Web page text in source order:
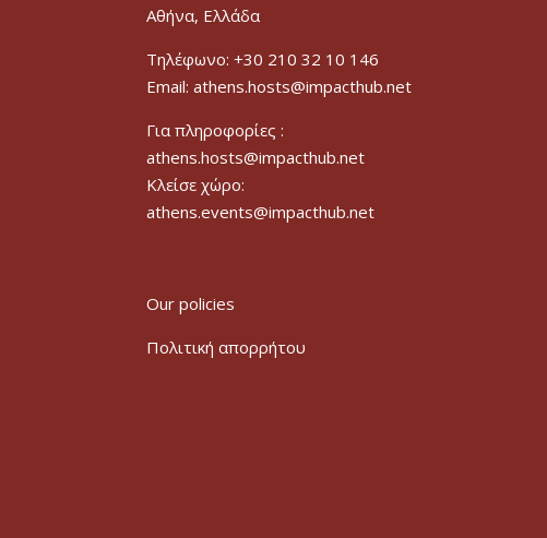
Αθήνα, Ελλάδα
Τηλέφωνο: +30 210 32 10 146
Email: athens.hosts@impacthub.net
Για πληροφορίες :
athens.hosts@impacthub.net
Κλείσε χώρο:
athens.events@impacthub.net
Our policies
Πολιτική απορρήτου